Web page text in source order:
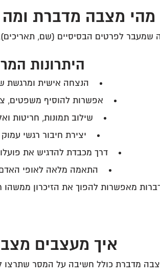
מהי מצבה מדברת ומה
לפרטים הבסיסיים (שם,
היתרונות
הנצחה אישית ומרגשת
אפשרות להוסיף משפטים,
שילוב תמונות, חריטות
יצירת חיבור רגשי
דרך מכבדת להדגיש את
התאמה מלאה לאופי
מאפשרות להפוך את הזיכרון ממשהו
איך מעצבים
מדברת כולל חשיבה על המסר שתרצו